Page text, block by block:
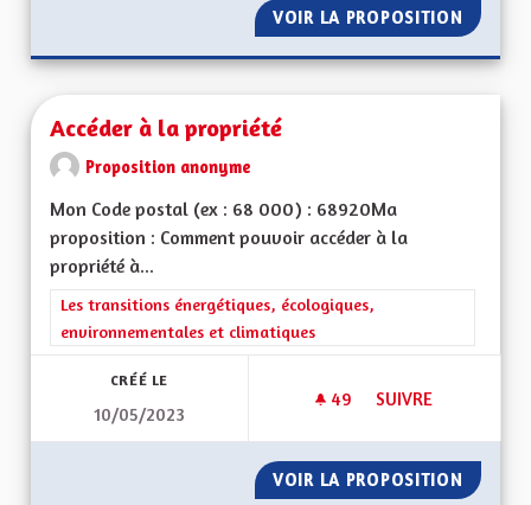
VOIR LA PROPOSITION
Accéder à la propriété
Proposition anonyme
Mon Code postal (ex : 68 000) : 68920Ma
proposition : Comment pouvoir accéder à la
propriété à...
Filtrer les résultats de la catégorie : Les transitions
Les transitions énergétiques, écologiques,
environnementales et climatiques
CRÉÉ LE
10/05/2023
49 49 ABONNÉS
SUIVRE
VOIR LA PROPOSITION